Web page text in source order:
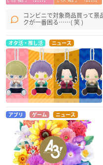
コンビニで対象商品買って
クが一番困る……( 笑 )
オタ活・推し活 ニュース
アプリ ゲーム ニュース